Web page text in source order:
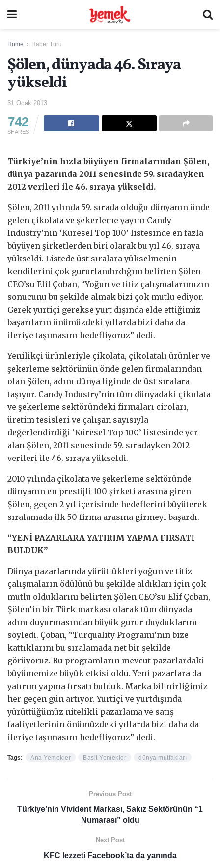
Home Haber Turu
Şölen, dünyada 46. Sıraya
yükseldi
31 Ocak 2013
742
SHARES
Türkiye’nin hızla büyüyen firmalarından Şölen,
dünya pazarında 2011 senesinde 59. sıradayken
2012 verileri ile 46. sıraya yükseldi.
Şölen, 2011 yılında 59. sırada olduğu dünyanın önde
gelen çikolata ve şekerleme yayını Candy
Industry’nin ‘Küresel Top 100’ listesinde en fazla
büyüyen şirketlerden biri olarak bu yıl 46. sıraya
yükseldi. Listede üst sıralara yükselmenin
kendilerini çok gururlandırdığını belirten Şölen
CEO’su Elif Çoban, “Yoğun ve titiz çalışmalarımızın
sonucunu bu şekilde almak bizi çok mutlu ediyor.
Gerek yurtiçi gerekse yurt dışında elde ettiğimiz
başarıların önümüzdeki yıllarda bizi daha da
ileriye taşımasını hedefliyoruz” dedi.
Yenilikçi ürünleriyle çikolata, çikolatalı ürünler ve
şekerleme sektörünün önde gelen firmalarından
olan Şölen, adını dünya liginde de üst sıralara
taşıyor. Candy Industry’nin tüm dünyadaki çikolata
ve şekerleme sektöründeki firmaları ciroları,
üretim tesisleri ve çalışan sayısıyla
değerlendirdiği ‘Küresel Top 100’ listesinde yer
alan Şölen, 2011 senesinde 59. sıradayken 2012
verileri ile 46. sıraya yükseldi.
2010 yılında çikolata ve şekerleme sektöründe
dünyanın en prestijli 100 şirketi arasına giren
Şölen, geçen 2 yıl içerisinde hedeflerini büyüterek
sıralamada ilk 50 firma arasına girmeyi başardı.
“YENİ PAZARLARA YATIRIM YAPMA FIRSATI
BULDUK”
Dünya pazarlarında yürüttükleri yoğun ve titiz
çalışmaların ödülünü bu şekilde aldıkları için çok
mutlu olduklarını belirten Şölen CEO’su Elif Çoban,
Şölen’in bir Türk markası olarak tüm dünyada
adını duyurmasından büyük gurur duyduklarını
söyledi. Çoban, “Turquality Programı’nın bize
kattıklarını bu sıralamada net bir şekilde
görüyoruz. Bu programların mevcut pazarlardaki
büyümemize büyük etkisi oldu. Yeni pazarlara da
yatırım yapma fırsatı bulduk. Marka bilinirliğimiz
her geçen gün artıyor. Yurtiçi ve yurtdışında
yürüttüğümüz nitelikli pazarlama ve satış
faaliyetlerinin önümüzdeki yıllarda bizi daha da
ileriye taşımasını hedefliyoruz” dedi.
Tags: Ana Yemekler Basit Yemekler dünya mutfakları
Previous Post
Türkiye’nin Vivident Markası, Sakız Sektörünün “1
Numarası” oldu
Next Post
KFC lezzeti Facebook’ta da yanında